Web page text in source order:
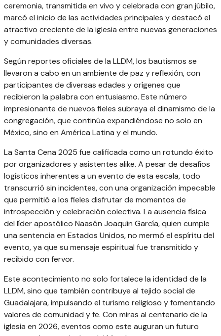
ceremonia, transmitida en vivo y celebrada con gran júbilo,
marcó el inicio de las actividades principales y destacó el
atractivo creciente de la iglesia entre nuevas generaciones
y comunidades diversas.
Según reportes oficiales de la LLDM, los bautismos se
llevaron a cabo en un ambiente de paz y reflexión, con
participantes de diversas edades y orígenes que
recibieron la palabra con entusiasmo. Este número
impresionante de nuevos fieles subraya el dinamismo de la
congregación, que continúa expandiéndose no solo en
México, sino en América Latina y el mundo.
La Santa Cena 2025 fue calificada como un rotundo éxito
por organizadores y asistentes alike. A pesar de desafíos
logísticos inherentes a un evento de esta escala, todo
transcurrió sin incidentes, con una organización impecable
que permitió a los fieles disfrutar de momentos de
introspección y celebración colectiva. La ausencia física
del líder apostólico Naasón Joaquín García, quien cumple
una sentencia en Estados Unidos, no mermó el espíritu del
evento, ya que su mensaje espiritual fue transmitido y
recibido con fervor.
Este acontecimiento no solo fortalece la identidad de la
LLDM, sino que también contribuye al tejido social de
Guadalajara, impulsando el turismo religioso y fomentando
valores de comunidad y fe. Con miras al centenario de la
iglesia en 2026, eventos como este auguran un futuro